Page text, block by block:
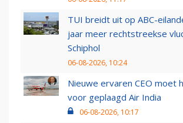
TUI breidt uit op ABC-
jaar meer rechtstreekse
Schiphol
06-08-2026, 10:24
Nieuwe ervaren CEO moet
voor geplaagd Air India
06-08-2026, 10:17